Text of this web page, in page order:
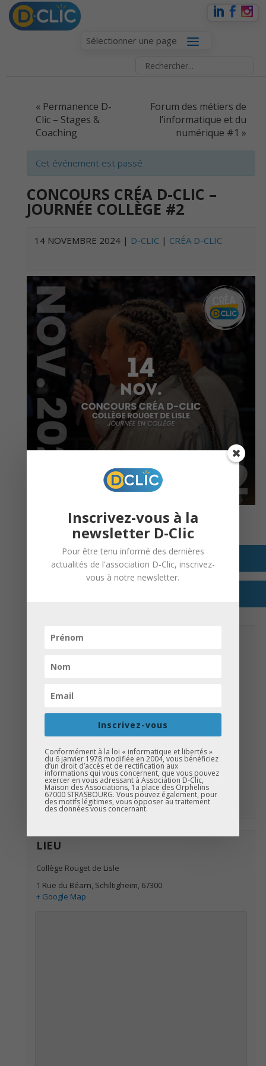
Sélectionner une page
EVENT
NAVIGATION
« Permanence D-
Clic – Stages &
Coaching
Forum des métiers de
l’informatique et du
numérique #1 »
Cet événement est passé
CONCOURS CRÉA D-CLIC –
JOURNÉE COLLÈGE #2
14 NOVEMBRE 2024 | D-CLIC | CRÉA D-CLIC
À destination des élèves du collège
+ GOOGLE AGENDA
DETAILS
14 novembre 2024
D-Clic,Créa D-Clic
ORGANISATEUR
Association D-Clic
Phone:
03.69.14.46.82
Website:
http://www.dclic.asso.fr/actions/caravane-de-
lorientation/
LIEU
Collège Rouget de Lisle
1 Rue du Béarn, Schiltigheim, 67300
+ Google Map
Inscrivez-vous à la
newsletter D-Clic
Pour être tenu informé des dernières
actualités de l'association D-Clic, inscrivez-
vous à notre newsletter.
Inscrivez-vous
Conformément à la loi « informatique et libertés »
du 6 janvier 1978 modifiée en 2004, vous bénéficiez
d’un droit d’accès et de rectification aux
informations qui vous concernent, que vous pouvez
exercer en vous adressant à Association D-Clic,
Maison des Associations, 1a place des Orphelins
67000 STRASBOURG. Vous pouvez également, pour
des motifs légitimes, vous opposer au traitement
des données vous concernant.